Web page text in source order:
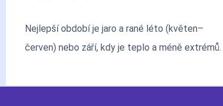
Nejlepší období je jaro a rané léto (květen–
červen) nebo září, kdy je teplo a méně extrémů.